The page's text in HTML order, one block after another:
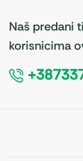
Naš predani
korisnicima